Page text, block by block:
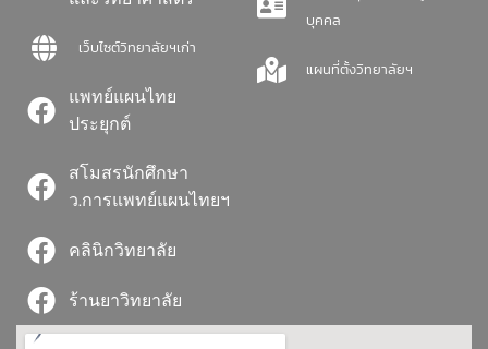
เว็บไซต์วิทยาลัยฯเก่า
แพทย์แผนไทย
ประยุกต์
สโมสรนักศึกษา
ว.การแพทย์แผนไทยฯ
คลินิกวิทยาลัย
ร้านยาวิทยาลัย
บุคคล
แผนที่ตั้งวิทยาลัยฯ